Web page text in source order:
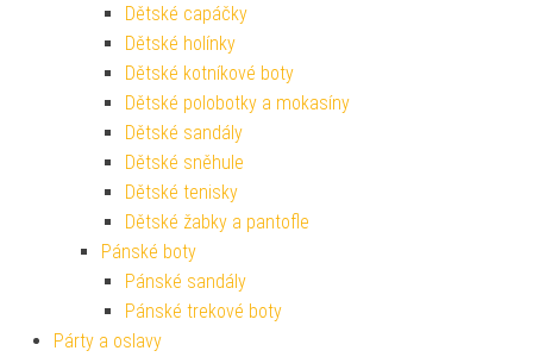
Dětské capáčky
Dětské holínky
Dětské kotníkové boty
Dětské polobotky a mokasíny
Dětské sandály
Dětské sněhule
Dětské tenisky
Dětské žabky a pantofle
Pánské boty
Pánské sandály
Pánské trekové boty
Párty a oslavy